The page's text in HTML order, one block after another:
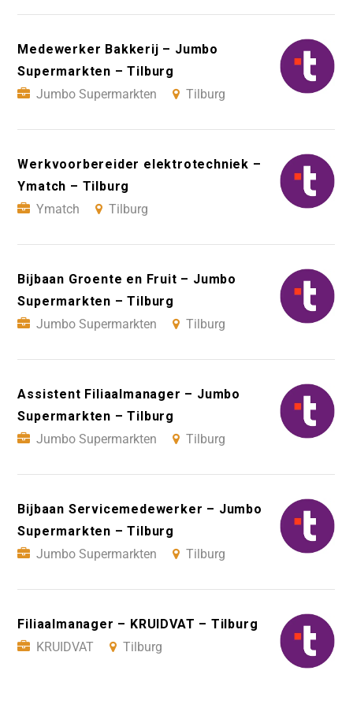
Medewerker Bakkerij – Jumbo
Supermarkten – Tilburg
Jumbo Supermarkten
Tilburg
Werkvoorbereider elektrotechniek –
Ymatch – Tilburg
Ymatch
Tilburg
Bijbaan Groente en Fruit – Jumbo
Supermarkten – Tilburg
Jumbo Supermarkten
Tilburg
Assistent Filiaalmanager – Jumbo
Supermarkten – Tilburg
Jumbo Supermarkten
Tilburg
Bijbaan Servicemedewerker – Jumbo
Supermarkten – Tilburg
Jumbo Supermarkten
Tilburg
Filiaalmanager – KRUIDVAT – Tilburg
KRUIDVAT
Tilburg